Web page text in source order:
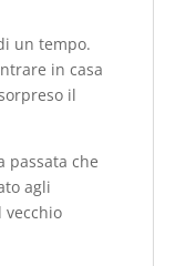
un tempo.
in casa
il
passata che
agli
vecchio